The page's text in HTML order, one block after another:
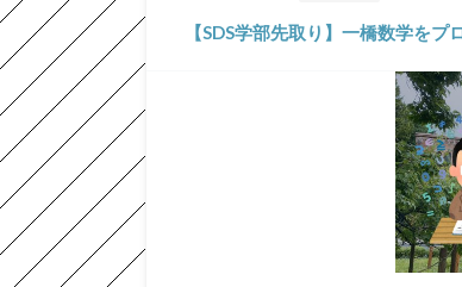
【SDS学部先取り】一橋数学を